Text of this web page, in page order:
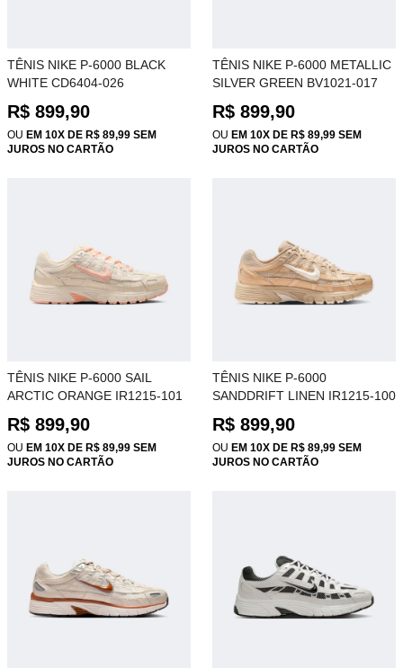
TÊNIS NIKE P-6000 BLACK
WHITE CD6404-026
R$ 899,90
OU EM 10X DE R$ 89,99 SEM
JUROS NO CARTÃO
TÊNIS NIKE P-6000 METALLIC
SILVER GREEN BV1021-017
R$ 899,90
OU EM 10X DE R$ 89,99 SEM
JUROS NO CARTÃO
TÊNIS NIKE P-6000 SAIL
ARCTIC ORANGE IR1215-101
R$ 899,90
OU EM 10X DE R$ 89,99 SEM
JUROS NO CARTÃO
TÊNIS NIKE P-6000
SANDDRIFT LINEN IR1215-100
R$ 899,90
OU EM 10X DE R$ 89,99 SEM
JUROS NO CARTÃO